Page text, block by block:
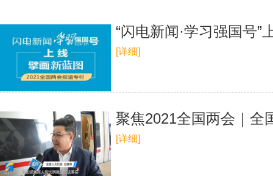
“闪电新闻·学习强国号”
[详细]
聚焦2021全国两会｜全
[详细]